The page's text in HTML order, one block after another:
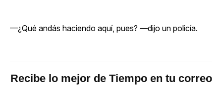
—¿Qué andás haciendo aquí, pues? —dijo un policía.
Recibe lo mejor de Tiempo en tu correo